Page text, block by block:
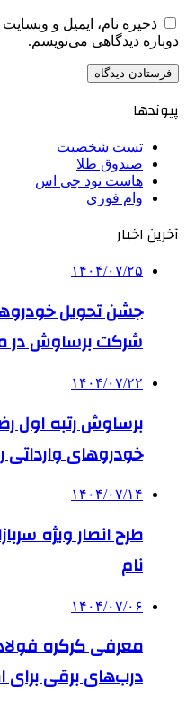
ذخیره نام، ایمیل و
دوباره دیدگاهی می‌نویسم.
پیوندها
تست شخصیت
صندوق طلا
هاست نود جی اس
وام فوری
آخرین اخبار
۱۴۰۴/۰۷/۲۵
جشن تحویل
شرکت برساوش در
۱۴۰۴/۰۷/۲۲
برساوش رتبه اول
خودروهای
۱۴۰۴/۰۷/۱۴
نام
۱۴۰۴/۰۷/۰۶
درب‌های برقی برای